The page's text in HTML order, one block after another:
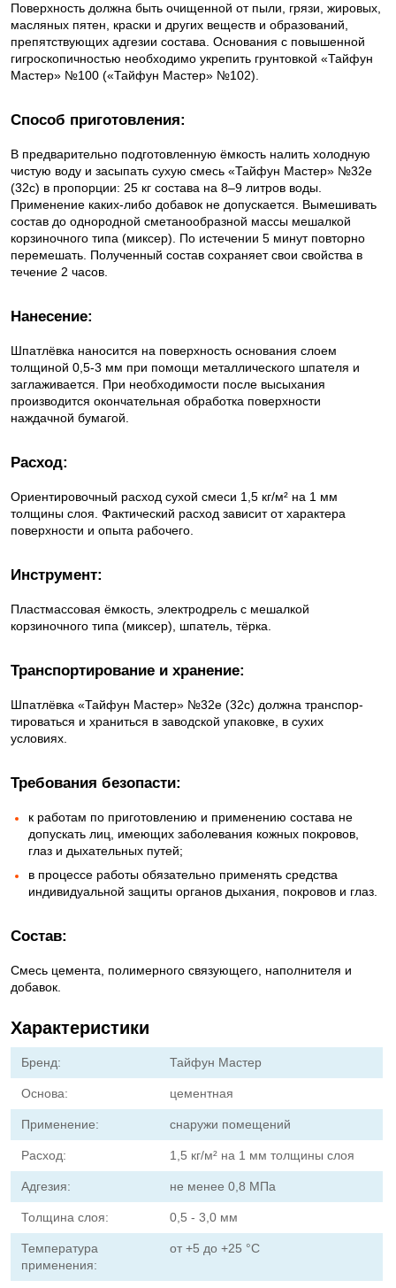
Поверхность должна быть очищенной от пыли, грязи, жировых,
масляных пятен, краски и других веществ и образований,
препятствующих адгезии состава. Основания с повышенной
гигроскопичностью необходимо укрепить грунтовкой «Тайфун
Мастер» №100 («Тайфун Мастер» №102).
Способ приготовления:
В предварительно подготовленную ёмкость налить холодную
чистую воду и засыпать сухую смесь «Тайфун Мастер» №32е
(32с) в пропорции: 25 кг состава на 8–9 литров воды.
Применение каких-либо добавок не допускается. Вымешивать
состав до однородной сметанообразной массы мешалкой
корзиночного типа (миксер). По истечении 5 минут повторно
перемешать. Полученный состав сохраняет свои свойства в
течение 2 часов.
Нанесение:
Шпатлёвка наносится на поверхность основания слоем
толщиной 0,5-3 мм при помощи металлического шпателя и
заглаживается. При необходимости после высыхания
производится окончательная обработка поверхности
наждачной бумагой.
Расход:
Ориентировочный расход сухой смеси 1,5 кг/м² на 1 мм
толщины слоя. Фактический расход зависит от характера
поверхности и опыта рабочего.
Инструмент:
Пластмассовая ёмкость, электродрель с мешалкой
корзиночного типа (миксер), шпатель, тёрка.
Транспортирование и хранение:
Шпатлёвка «Тайфун Мастер» №32е (32с) должна транспор­
тироваться и храниться в заводской упаковке, в сухих
условиях.
Требования безопасти:
к работам по приготовлению и применению состава не
допускать лиц, имеющих заболевания кожных покровов,
глаз и дыхательных путей;
в процессе работы обязательно применять средства
индивидуальной защиты органов дыхания, покровов и глаз.
Состав:
Смесь цемента, полимерного связующего, наполнителя и
добавок.
Характеристики
Бренд: Тайфун Мастер
Основа: цементная
Применение: снаружи помещений
Расход: 1,5 кг/м² на 1 мм толщины слоя
Адгезия: не менее 0,8 МПа
Толщина слоя: 0,5 - 3,0 мм
Температура
применения:
от +5 до +25 °C